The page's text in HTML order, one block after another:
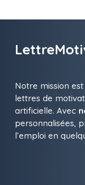
Notre mission
lettres de
artificielle. Avec
personnalisées,
l’emploi en